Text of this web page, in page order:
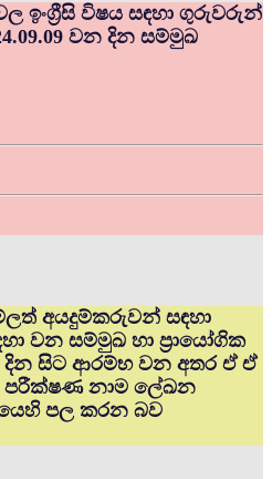
ඉංග්‍රීසි විෂය සඳහා ගුරුවරුන්
වන දින සම්මුඛ
අයදුම්කරුවන් සඳහා
වන සම්මුඛ හා ප්‍රායෝගික
දින සිට ආරම්භ වන අතර ඒ ඒ
පරීක්ෂණ නාම ලේඛන
පල කරන බව